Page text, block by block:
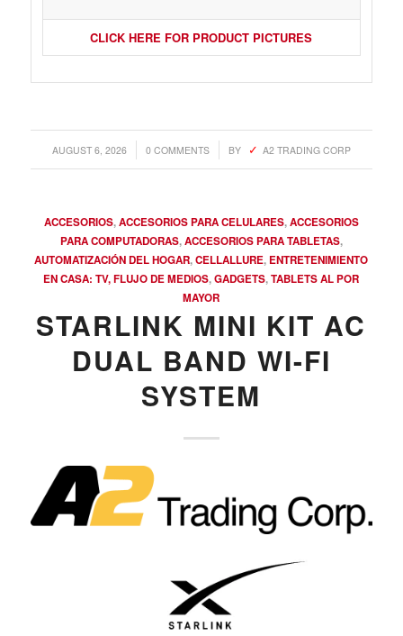
CLICK HERE FOR PRODUCT PICTURES
AUGUST 6, 2026
/ 0 COMMENTS
/ BY A2 TRADING CORP
ACCESORIOS,ACCESORIOS PARA CELULARES,ACCESORIOS
PARA COMPUTADORAS,ACCESORIOS PARA TABLETAS,
AUTOMATIZACIÓN DEL HOGAR,CELLALLURE, ENTRETENIMIENTO
EN CASA: TV, FLUJO DE MEDIOS,GADGETS,TABLETS AL POR
MAYOR
STARLINK MINI KIT AC
DUAL BAND WI-FI
SYSTEM